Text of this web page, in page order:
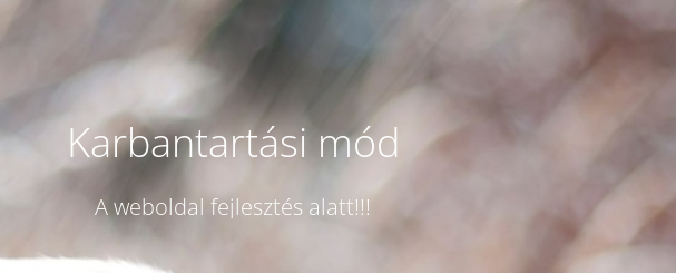
Karbantartási mód
A weboldal fejlesztés alatt!!!